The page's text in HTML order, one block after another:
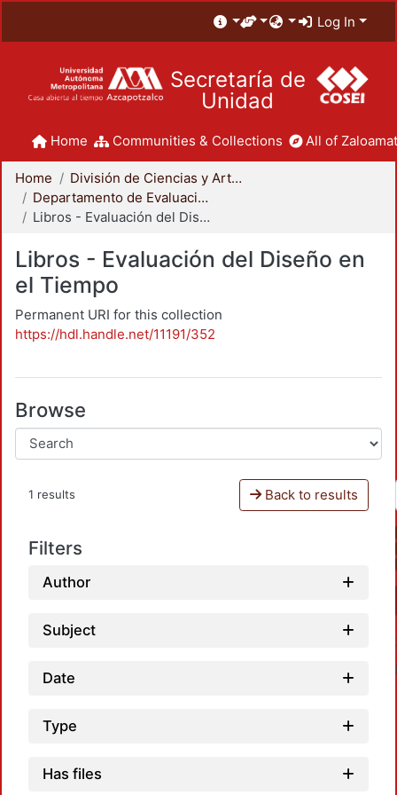
Log In
Secretaría de
Unidad
Home Communities & Collections All of
Home
División de Ciencias y Artes para el Diseño
Departamento de Evaluación del Diseño en el Tiempo
Libros - Evaluación del Diseño en el Tiempo
Libros - Evaluación del Diseño en
el Tiempo
Permanent URI for this collection
https://hdl.handle.net/11191/352
Browse
1 results Back to results
Filters
Author
Subject
Date
Type
Has files